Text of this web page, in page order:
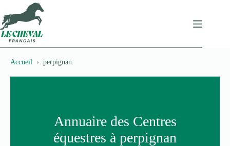
au
contenu
Accueil perpignan
Annuaire des Centres
équestres à perpignan